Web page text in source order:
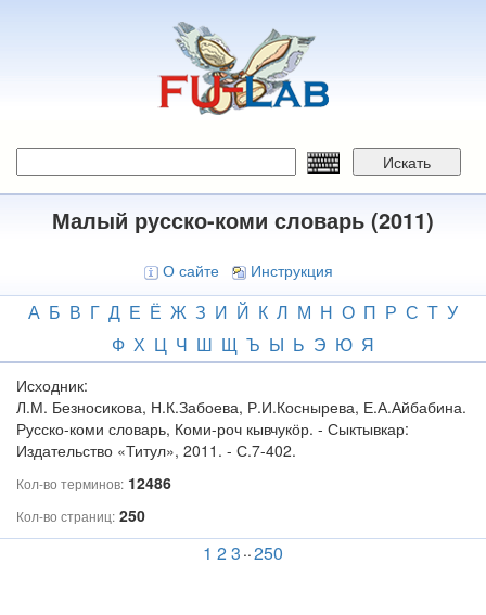
Искать
Малый русско-коми словарь (2011)
О сайте Инструкция
А Б В Г Д Е Ё Ж З И Й К Л М Н О П Р С Т У
Ф Х Ц Ч Ш Щ Ъ Ы Ь Э Ю Я
Исходник:
Л.М. Безносикова, Н.К.Забоева, Р.И.Коснырева, Е.А.Айбабина.
Русско-коми словарь, Коми-роч кывчукӧр. - Сыктывкар:
Издательство «Титул», 2011. - С.7-402.
Кол-во терминов: 12486
Кол-во страниц: 250
1 23 ..250